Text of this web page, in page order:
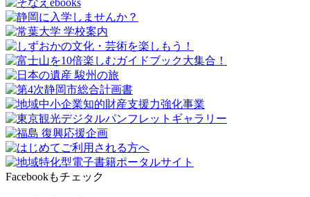
Facebookもチェック